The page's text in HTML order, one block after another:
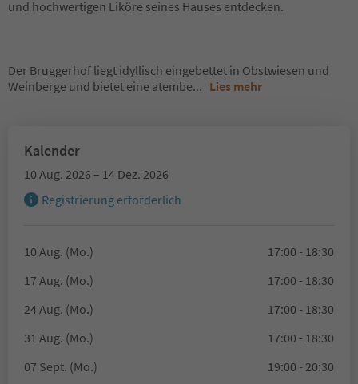
und hochwertigen Liköre seines Hauses entdecken.
Der Bruggerhof liegt idyllisch eingebettet in Obstwiesen und
Weinberge und bietet eine atembe... Lies mehr
Kalender
10 Aug. 2026 – 14 Dez. 2026
Registrierung erforderlich
10 Aug. (Mo.)
17:00 - 18:30
17 Aug. (Mo.)
17:00 - 18:30
24 Aug. (Mo.)
17:00 - 18:30
31 Aug. (Mo.)
17:00 - 18:30
07 Sept. (Mo.)
19:00 - 20:30